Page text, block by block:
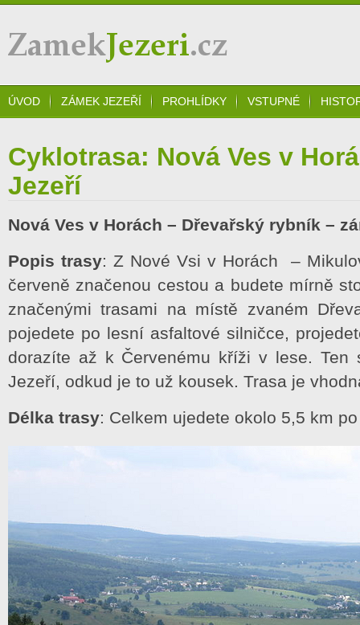
Zámek Jezeří
ÚVOD ZÁMEK JEZEŘÍ PROHLÍDKY VSTUPNÉ
Cyklotrasa: Nová Ves v
Jezeří
Nová Ves v Horách – Dřevařský rybník –
Popis trasy: Z Nové Vsi v Horách –
červeně značenou cestou a budete mírně
značenými trasami na místě zvaném
pojedete po lesní asfaltové silničce,
dorazíte až k Červenému kříži v lese. Ten
Jezeří, odkud je to už kousek. Trasa je
Délka trasy: Celkem ujedete okolo 5,5 km